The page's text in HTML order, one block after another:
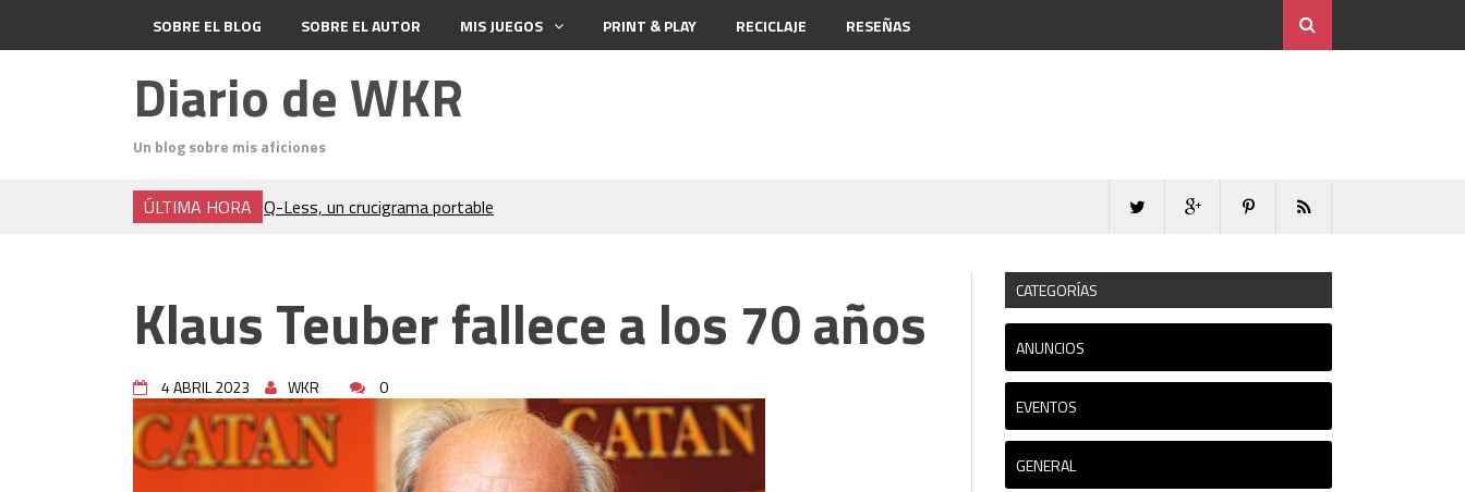
SOBRE EL BLOG SOBRE EL AUTOR MIS JUEGOS PRINT & PLAY RECICLAJE RESEÑAS
Diario de WKR
Un blog sobre mis aficiones
ÚLTIMA HORA Q-Less, un crucigrama portable
Charocracia
Flip 5 póquer
En el Salón del Rey de la Montaña (Hardboiled)
Denia, 1,2,3 (hardboiled)
Consejos para crucigramas portables
Klaus Teuber fallece a los 70 años
4 ABRIL 2023 WKR 0
CATEGORÍAS
ANUNCIOS
EVENTOS
GENERAL